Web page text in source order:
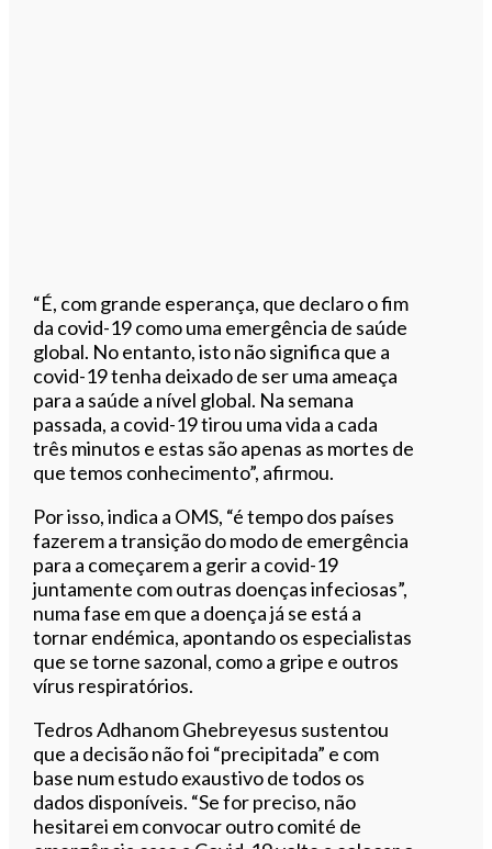
“É, com grande esperança, que declaro o fim
da covid-19 como uma emergência de saúde
global. No entanto, isto não significa que a
covid-19 tenha deixado de ser uma ameaça
para a saúde a nível global. Na semana
passada, a covid-19 tirou uma vida a cada
três minutos e estas são apenas as mortes de
que temos conhecimento”, afirmou.
Por isso, indica a OMS, “é tempo dos países
fazerem a transição do modo de emergência
para a começarem a gerir a covid-19
juntamente com outras doenças infeciosas”,
numa fase em que a doença já se está a
tornar endémica, apontando os especialistas
que se torne sazonal, como a gripe e outros
vírus respiratórios.
Tedros Adhanom Ghebreyesus sustentou
que a decisão não foi “precipitada” e com
base num estudo exaustivo de todos os
dados disponíveis. “Se for preciso, não
hesitarei em convocar outro comité de